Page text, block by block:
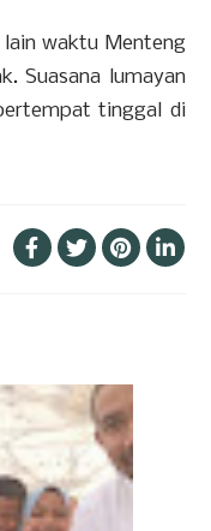
waktu Menteng
Suasana lumayan
tinggal di